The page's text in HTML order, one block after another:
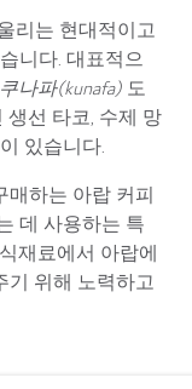
리는 현대적이고
니다. 대표적으
쿠나파(kunafa) 도
선 타코, 수제 망
있습니다.
하는 아랍 커피
데 사용하는 특
재료에서 아랍에
기 위해 노력하고